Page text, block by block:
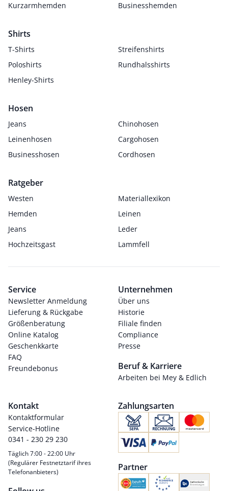
Kurzarmhemden
Businesshemden
Shirts
T-Shirts
Streifenshirts
Poloshirts
Rundhalsshirts
Henley-Shirts
Hosen
Jeans
Chinohosen
Leinenhosen
Cargohosen
Businesshosen
Cordhosen
Ratgeber
Westen
Materiallexikon
Hemden
Leinen
Jeans
Leder
Hochzeitsgast
Lammfell
Service
Newsletter Anmeldung
Lieferung & Rückgabe
Größenberatung
Online Katalog
Geschenkkarte
FAQ
Freundebonus
Unternehmen
Über uns
Historie
Filiale finden
Compliance
Presse
Beruf & Karriere
Arbeiten bei Mey & Edlich
Kontakt
Kontaktformular
Service-Hotline
0341 - 230 29 230
Täglich 7:00 - 22:00 Uhr
(Regulärer Festnetztarif ihres
Telefonanbieters)
Zahlungsarten
Partner